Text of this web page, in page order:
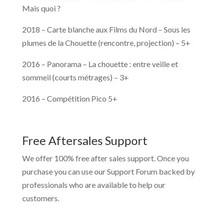
Mais quoi ?
2018 – Carte blanche aux Films du Nord – Sous les
plumes de la Chouette (rencontre, projection) – 5+
2016 – Panorama – La chouette : entre veille et
sommeil (courts métrages) – 3+
2016 – Compétition Pico 5+
Free Aftersales Support
We offer 100% free after sales support. Once you
purchase you can use ourSupport Forum backed by
professionals who are available to help our
customers.